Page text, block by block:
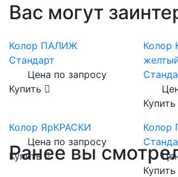
Вас могут
Колор ПАЛИЖ
Стандарт
Цена по запросу
Купить
Колор
Купить
Колор ЯрКРАСКИ
Цена по запросу
Купить
Купить
Ранее вы